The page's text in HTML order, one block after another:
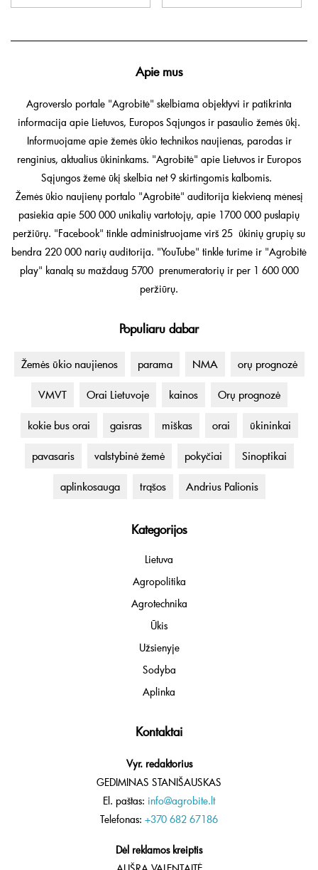
Apie mus
Agroverslo portale "Agrobitė" skelbiama objektyvi ir patikrinta
informacija apie Lietuvos, Europos Sąjungos ir pasaulio žemės ūkį.
Informuojame apie žemės ūkio technikos naujienas, parodas ir
renginius, aktualius ūkininkams. "Agrobitė" apie Lietuvos ir Europos
Sąjungos žemė ūkį skelbia net 9 skirtingomis kalbomis.
Žemės ūkio naujienų portalo "Agrobitė" auditorija kiekvieną mėnesį
pasiekia apie 500 000 unikalių vartotojų, apie 1700 000 puslapių
peržiūrų. "Facebook" tinkle administruojame virš 25 ūkinių grupių su
bendra 220 000 narių auditorija. "YouTube" tinkle turime ir "Agrobitė
play" kanalą su maždaug 5700 prenumeratorių ir per 1 600 000
peržiūrų.
Populiaru dabar
Žemės ūkio naujienos parama NMA orų prognozė
VMVT Orai Lietuvoje kainos Orų prognozė
kokie bus orai gaisras miškas orai ūkininkai
pavasaris valstybinė žemė pokyčiai Sinoptikai
aplinkosauga trąšos Andrius Palionis
Kategorijos
Lietuva
Agropolitika
Agrotechnika
Ūkis
Užsienyje
Sodyba
Aplinka
Kontaktai
Vyr. redaktorius
GEDIMINAS STANIŠAUSKAS
El. paštas: info@agrobite.lt
Telefonas: +370 682 67186
Dėl reklamos kreiptis